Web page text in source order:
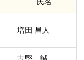
増田 昌人